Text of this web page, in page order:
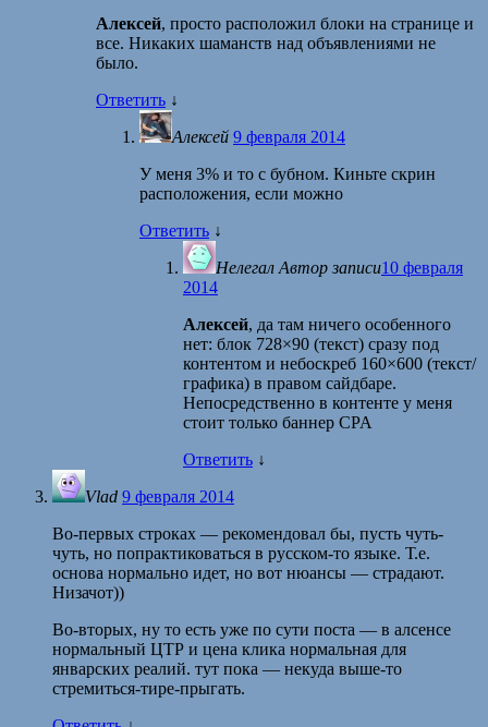
Алексей, просто расположил блоки на странице и
все. Никаких шаманств над объявлениями не
было.
Ответить ↓
Алексей 9 февраля 2014
У меня 3% и то с бубном. Киньте скрин
расположения, если можно
Ответить ↓
Нелегал Автор записи10 февраля
2014
Алексей, да там ничего особенного
нет: блок 728×90 (текст) сразу под
контентом и небоскреб 160×600 (текст/
графика) в правом сайдбаре.
Непосредственно в контенте у меня
стоит только баннер CPA
Ответить ↓
Vlad 9 февраля 2014
Во-первых строках — рекомендовал бы, пусть чуть-
чуть, но попрактиковаться в русском-то языке. Т.е.
основа нормально идет, но вот нюансы — страдают.
Низачот))
Во-вторых, ну то есть уже по сути поста — в алсенсе
нормальный ЦТР и цена клика нормальная для
январских реалий. тут пока — некуда выше-то
стремиться-тире-прыгать.